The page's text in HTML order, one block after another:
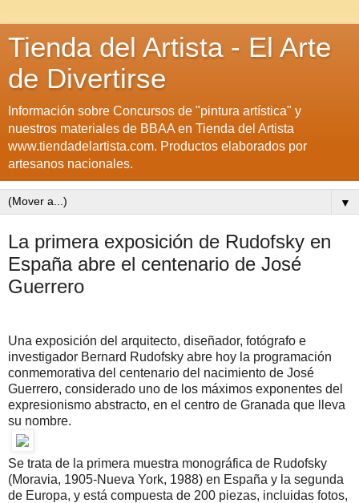
Tienda del Artista - El Arte
de Divertirse
Información sobre Concursos de "pintura artística" y
nuestros materiales de BBAA en Tienda del Artista
www.tiendadelartista.com. Productos elaborados por
artesanos nacionales.
▼
La primera exposición de Rudofsky en
España abre el centenario de José
Guerrero
Una exposición del arquitecto, diseñador, fotógrafo e
investigador Bernard Rudofsky abre hoy la programación
conmemorativa del centenario del nacimiento de José
Guerrero, considerado uno de los máximos exponentes del
expresionismo abstracto, en el centro de Granada que lleva
su nombre.
Se trata de la primera muestra monográfica de Rudofsky
(Moravia, 1905-Nueva York, 1988) en España y la segunda
de Europa, y está compuesta de 200 piezas, incluidas fotos,